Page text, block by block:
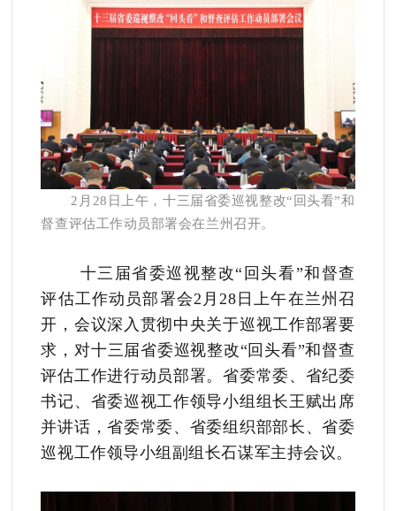
2月28日上午，十三届省委巡视整改“回头看”和
督查评估工作动员部署会在兰州召开。
十三届省委巡视整改“回头看”和督查
评估工作动员部署会2月28日上午在兰州召
开，会议深入贯彻中央关于巡视工作部署要
求，对十三届省委巡视整改“回头看”和督查
评估工作进行动员部署。省委常委、省纪委
书记、省委巡视工作领导小组组长王赋出席
并讲话，省委常委、省委组织部部长、省委
巡视工作领导小组副组长石谋军主持会议。